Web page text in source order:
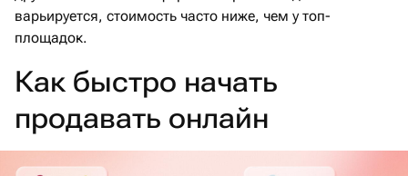
варьируется, стоимость часто ниже, чем у топ-
площадок.
Как быстро начать
продавать онлайн